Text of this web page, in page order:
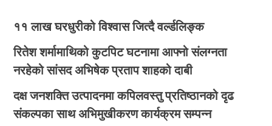
११ लाख घरधुरीको विश्वास जित्दै वर्ल्डलिङ्क
रितेश शर्मामाथिको कुटपिट घटनामा आफ्नो संलग्नता
नरहेको सांसद अभिषेक प्रताप शाहको दाबी
दक्ष जनशक्ति उत्पादनमा कपिलवस्तु प्रतिष्ठानको दृढ
संकल्पका साथ अभिमुखीकरण कार्यक्रम सम्पन्न